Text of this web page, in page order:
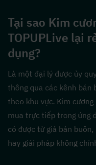
Tại sao Kim
TOPUPLive lại
dụng?
Là một đại lý được ủy
thông qua các kênh bán
theo khu vực. Kim
mua trực tiếp trong ứng
có được từ giá bán
hay giải pháp không